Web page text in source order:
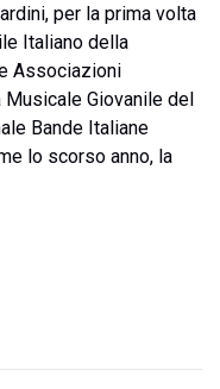
per la prima volta
Italiano della
Associazioni
Musicale Giovanile del
Bande Italiane
lo scorso anno, la